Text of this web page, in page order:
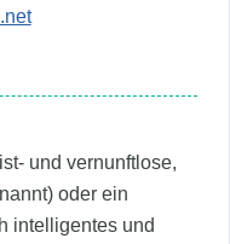
und vernunftlose,
oder ein
intelligentes und